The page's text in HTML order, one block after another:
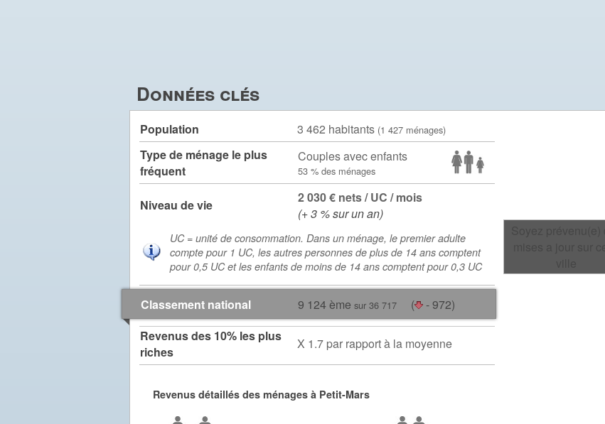
Données clés
Population 3 462 habitants (1 427 ménages)
Type de ménage le plus
fréquent
Couples avec enfants
53 % des ménages
Niveau de vie
2 030 € nets / UC / mois
(+ 3 % sur un an)
UC = unité de consommation. Dans un ménage, le premier adulte
compte pour 1 UC, les autres personnes de plus de 14 ans comptent
pour 0,5 UC et les enfants de moins de 14 ans comptent pour 0,3 UC
Classement national 9 124 ème sur 36 717 (
- 972)
Revenus des 10% les plus
riches
X 1.7 par rapport à la moyenne
Revenus détaillés des ménages à Petit-Mars